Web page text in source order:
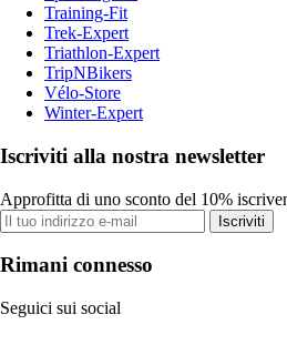
Training-Fit
Trek-Expert
Triathlon-Expert
TripNBikers
Vélo-Store
Winter-Expert
Iscriviti alla nostra newsletter
Approfitta di uno sconto del 10%
Iscriviti
Rimani connesso
Seguici sui social